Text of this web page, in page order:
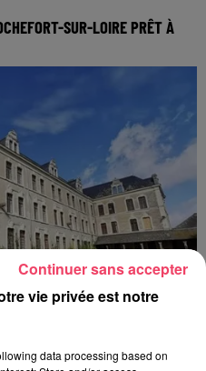
SUR-LOIRE PRÊT À
vie privée est notre
data processing based on
Continuer sans accepter